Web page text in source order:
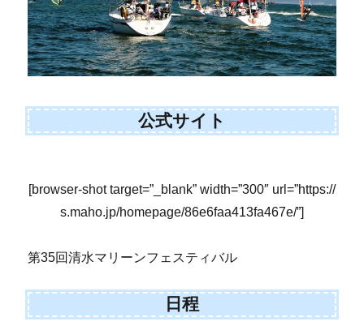
公式サイト
[browser-shot target=”_blank” width=”300″ url=”https://
s.maho.jp/homepage/86e6faa413fa467e/”]
第35回清水マリーンフェスティバル
日程